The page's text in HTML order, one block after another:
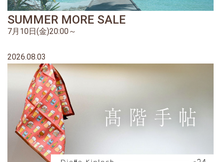
SUMMER MORE SALE
7月10日(金)20:00～
2026.08.03